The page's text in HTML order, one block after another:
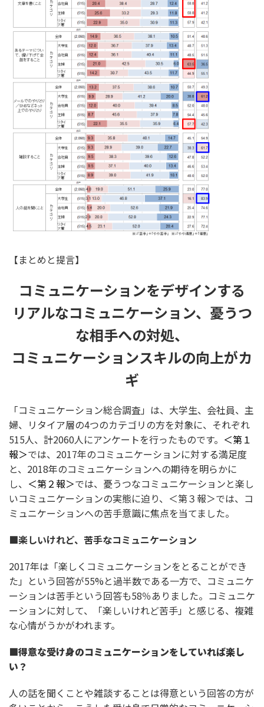
【まとめと提言】
コミュニケーションをデザインする
リアルなコミュニケーション、憂うつ
な相手への対処、
コミュニケーションスキルの向上がカ
ギ
「コミュニケーション総合調査」は、大学生、会社員、主
婦、リタイア層の4つのカテゴリの方を対象に、それぞれ
515人、計2060人にアンケートを行ったものです。 ＜第１
報＞では、2017年のコミュニケーションに対する満足度
と、2018年のコミュニケーションへの期待を明らかに
し、 ＜第２報＞では、憂うつなコミュニケーションと楽し
いコミュニケーションの実態に迫り、＜第３報＞では、コ
ミュニケーションへの苦手意識に焦点を当てました。
■楽しいけれど、苦手なコミュニケーション
2017年は「楽しくコミュニケーションをとることができ
た」という回答が55%と過半数である一方で、コミュニケ
ーションは苦手という回答も58％ありました。コミュニケ
ーションに対して、「楽しいけれど苦手」と感じる、複雑
な心情がうかがわれます。
■得意な受け身のコミュニケーションをしていれば楽し
い？
人の話を聞くことや雑談することは得意という回答の方が